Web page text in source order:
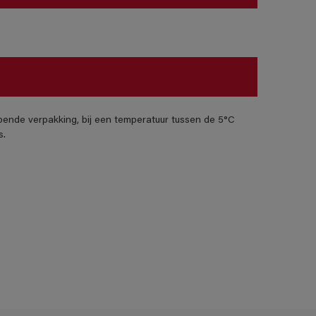
verpakking, bij een temperatuur tussen de 5°C